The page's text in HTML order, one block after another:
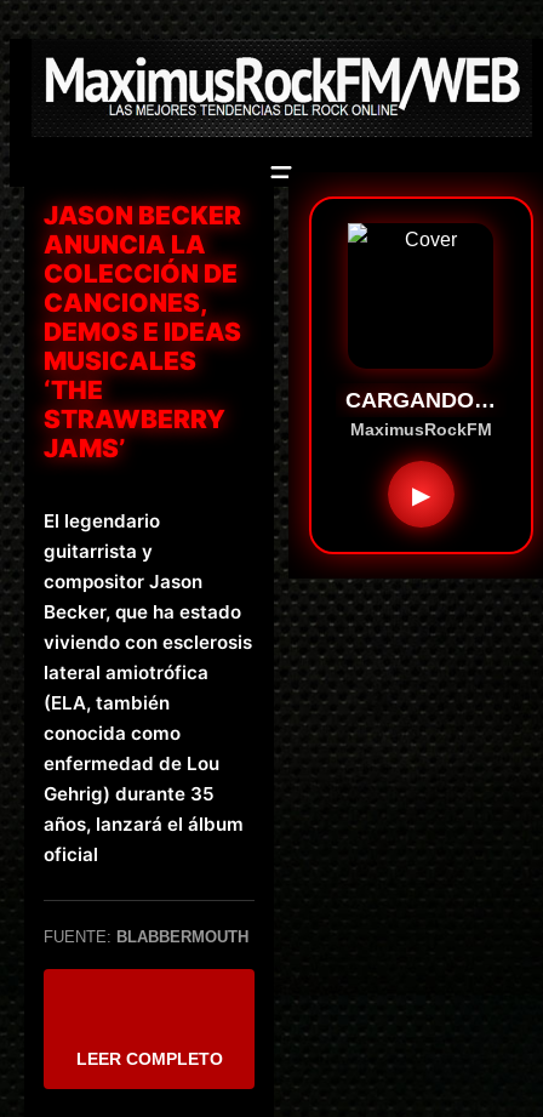
Saltar
al
contenido
JASON BECKER
ANUNCIA LA
COLECCIÓN DE
CANCIONES,
DEMOS E IDEAS
MUSICALES
‘THE
STRAWBERRY
JAMS’
El legendario
guitarrista y
compositor Jason
Becker, que ha estado
viviendo con esclerosis
lateral amiotrófica
(ELA, también
conocida como
enfermedad de Lou
Gehrig) durante 35
años, lanzará el álbum
oficial
FUENTE: BLABBERMOUTH
LEER COMPLETO
CARGANDO…
MaximusRockFM
▶